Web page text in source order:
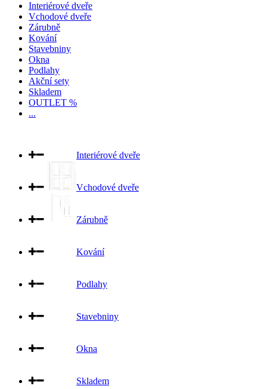
Interiérové dveře
Vchodové dveře
Zárubně
Kování
Stavebniny
Okna
Podlahy
Akční sety
Skladem
OUTLET %
...
Interiérové dveře
Vchodové dveře
Zárubně
Kování
Podlahy
Stavebniny
Okna
Skladem